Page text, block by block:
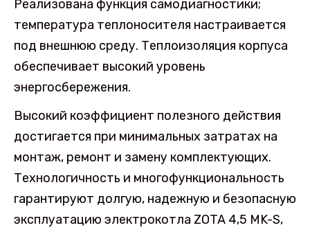
Реализована функция самодиагностики;
температура теплоносителя настраивается
под внешнюю среду. Теплоизоляция корпуса
обеспечивает высокий уровень
энергосбережения.
Высокий коэффициент полезного действия
достигается при минимальных затратах на
монтаж, ремонт и замену комплектующих.
Технологичность и многофункциональность
гарантируют долгую, надежную и безопасную
эксплуатацию электрокотла ZOTA 4,5 MK-S,